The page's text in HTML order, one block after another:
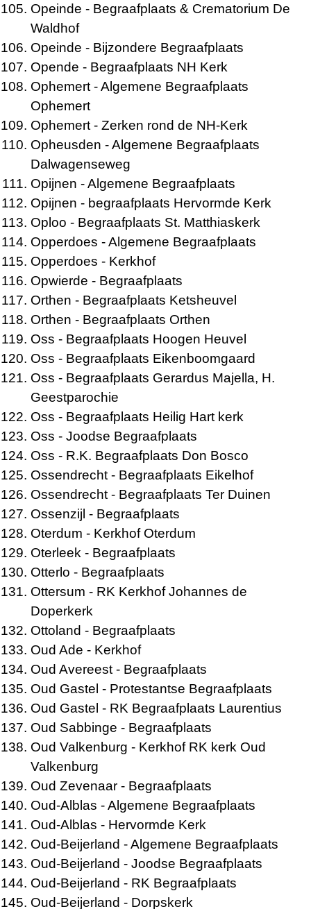
Opeinde - Begraafplaats & Crematorium De
Waldhof
Opeinde - Bijzondere Begraafplaats
Opende - Begraafplaats NH Kerk
Ophemert - Algemene Begraafplaats
Ophemert
Ophemert - Zerken rond de NH-Kerk
Opheusden - Algemene Begraafplaats
Dalwagenseweg
Opijnen - Algemene Begraafplaats
Opijnen - begraafplaats Hervormde Kerk
Oploo - Begraafplaats St. Matthiaskerk
Opperdoes - Algemene Begraafplaats
Opperdoes - Kerkhof
Opwierde - Begraafplaats
Orthen - Begraafplaats Ketsheuvel
Orthen - Begraafplaats Orthen
Oss - Begraafplaats Hoogen Heuvel
Oss - Begraafplaats Eikenboomgaard
Oss - Begraafplaats Gerardus Majella, H.
Geestparochie
Oss - Begraafplaats Heilig Hart kerk
Oss - Joodse Begraafplaats
Oss - R.K. Begraafplaats Don Bosco
Ossendrecht - Begraafplaats Eikelhof
Ossendrecht - Begraafplaats Ter Duinen
Ossenzijl - Begraafplaats
Oterdum - Kerkhof Oterdum
Oterleek - Begraafplaats
Otterlo - Begraafplaats
Ottersum - RK Kerkhof Johannes de
Doperkerk
Ottoland - Begraafplaats
Oud Ade - Kerkhof
Oud Avereest - Begraafplaats
Oud Gastel - Protestantse Begraafplaats
Oud Gastel - RK Begraafplaats Laurentius
Oud Sabbinge - Begraafplaats
Oud Valkenburg - Kerkhof RK kerk Oud
Valkenburg
Oud Zevenaar - Begraafplaats
Oud-Alblas - Algemene Begraafplaats
Oud-Alblas - Hervormde Kerk
Oud-Beijerland - Algemene Begraafplaats
Oud-Beijerland - Joodse Begraafplaats
Oud-Beijerland - RK Begraafplaats
Oud-Beijerland - Dorpskerk